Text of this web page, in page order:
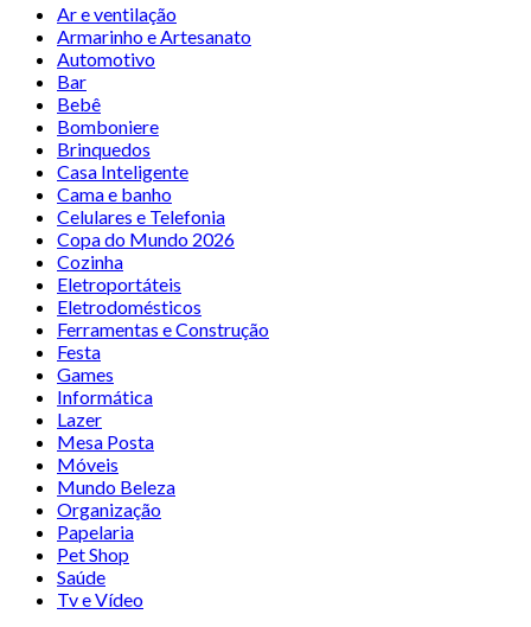
Ar e ventilação
Armarinho e Artesanato
Automotivo
Bar
Bebê
Bomboniere
Brinquedos
Casa Inteligente
Cama e banho
Celulares e Telefonia
Copa do Mundo 2026
Cozinha
Eletroportáteis
Eletrodomésticos
Ferramentas e Construção
Festa
Games
Informática
Lazer
Mesa Posta
Móveis
Mundo Beleza
Organização
Papelaria
Pet Shop
Saúde
Tv e Vídeo